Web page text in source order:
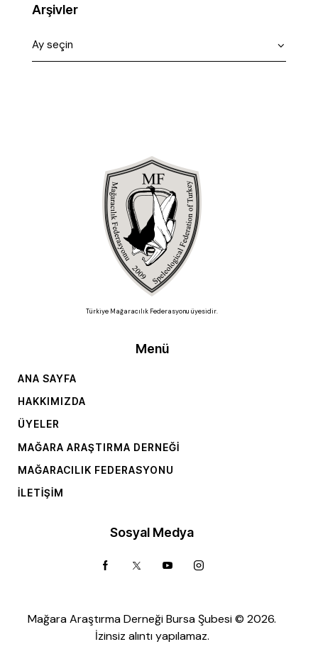
Arşivler
Türkiye Mağaracılık Federasyonu üyesidir.
Menü
ANA SAYFA
HAKKIMIZDA
ÜYELER
MAĞARA ARAŞTIRMA DERNEĞI
MAĞARACILIK FEDERASYONU
İLETIŞIM
Sosyal Medya
Mağara Araştırma Derneği Bursa Şubesi © 2026.
İzinsiz alıntı yapılamaz.